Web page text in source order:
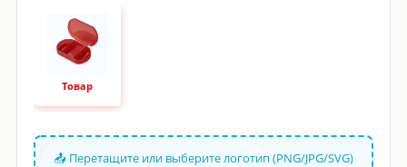
Товар
📤 Перетащите или выберите логотип (PNG/JPG/SVG)